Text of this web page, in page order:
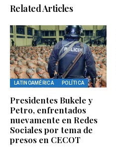
Related Articles
LATINOAMÉRICA POLÍTICA
Presidentes Bukele y
Petro, enfrentados
nuevamente en Redes
Sociales por tema de
presos en CECOT